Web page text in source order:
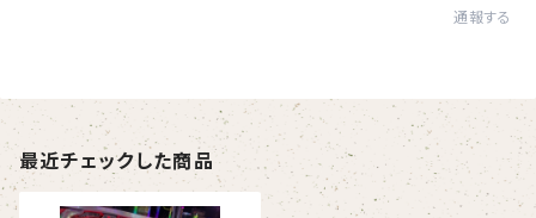
通報する
最近チェックした商品